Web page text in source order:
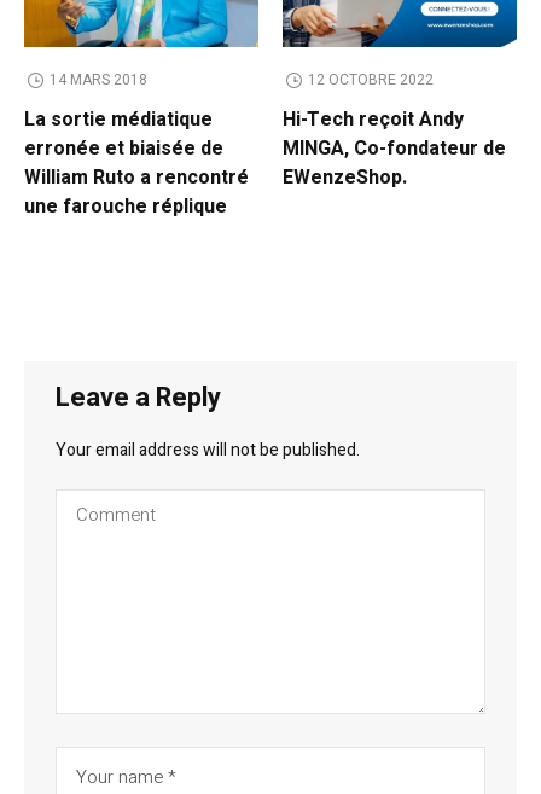
14 MARS 2018
La sortie médiatique
erronée et biaisée de
William Ruto a rencontré
une farouche réplique
12 OCTOBRE 2022
Hi-Tech reçoit Andy
MINGA, Co-fondateur de
EWenzeShop.
Leave a Reply
Your email address will not be published.